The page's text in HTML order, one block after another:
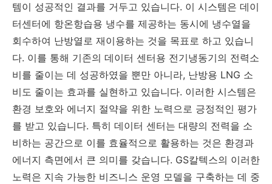
템이 성공적인 결과를 거두고 있습니다. 이 시스템은 데이
터센터에 항온항습용 냉수를 제공하는 동시에 냉수열을
회수하여 난방열로 재이용하는 것을 목표로 하고 있습니
다. 이를 통해 기존의 데이터 센터용 전기냉동기의 전력소
비를 줄이는 데 성공하였을 뿐만 아니라, 난방용 LNG 소
비도 줄이는 효과를 실현하고 있습니다. 이러한 시스템은
환경 보호와 에너지 절약을 위한 노력으로 긍정적인 평가
를 받고 있습니다. 특히 데이터 센터는 대량의 전력을 소
비하는 공간으로 이를 효율적으로 활용하는 것은 환경과
에너지 측면에서 큰 의미를 갖습니다. GS칼텍스의 이러한
노력은 지속 가능한 비즈니스 운영 모델을 구축하는 데 중